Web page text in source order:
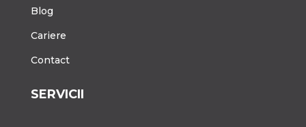
Blog
Cariere
Contact
SERVICII